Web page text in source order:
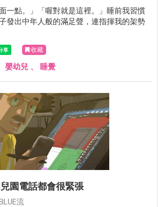
一點。」「喔對就是這裡。」睡前我習慣
發出中年人般的滿足聲，連指揮我的架勢
收藏
嬰幼兒 、 睡覺
兒園電話都會很緊張
流